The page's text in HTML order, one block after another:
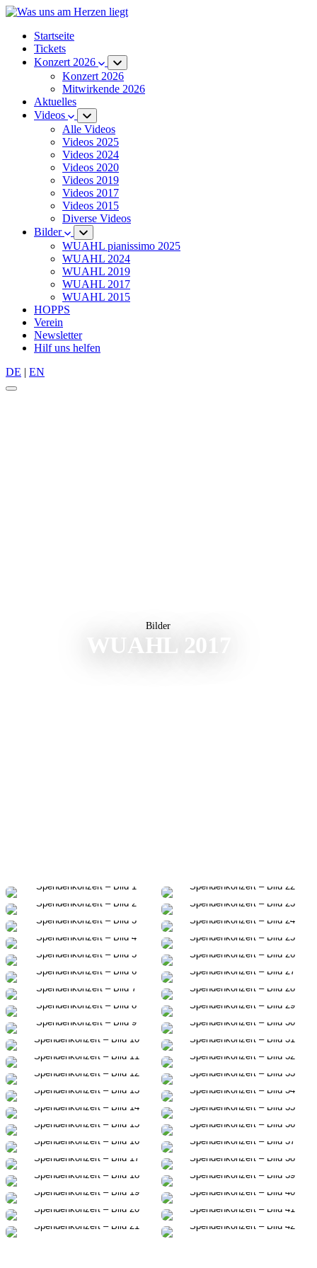
Startseite
Tickets
Konzert 2026
Konzert 2026
Mitwirkende 2026
Aktuelles
Videos
Alle Videos
Videos 2025
Videos 2024
Videos 2020
Videos 2019
Videos 2017
Videos 2015
Diverse Videos
Bilder
WUAHL pianissimo 2025
WUAHL 2024
WUAHL 2019
WUAHL 2017
WUAHL 2015
HOPPS
Verein
Newsletter
Hilf uns helfen
DE | EN
Bilder
WUAHL 2017